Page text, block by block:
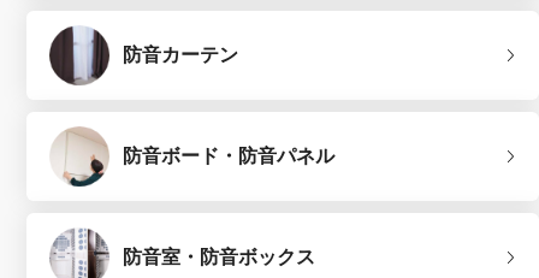
防音カーテン
防音ボード・防音パネル
防音室・防音ボックス